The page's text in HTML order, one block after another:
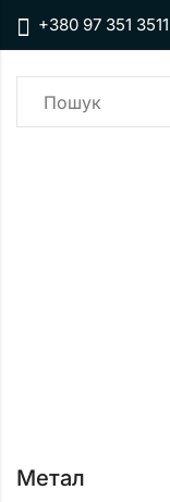
+380 97 351 3511
Метал